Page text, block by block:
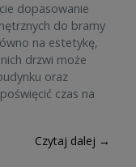
dopasowanie
do bramy
na estetykę,
drzwi może
oraz
czas na
Czytaj dalej →